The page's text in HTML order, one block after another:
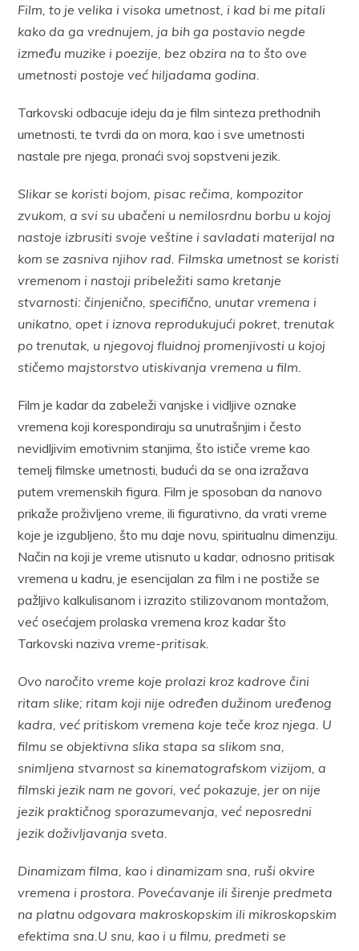
Film, to je velika i visoka umetnost, i kad bi me pitali
kako da ga vrednujem, ja bih ga postavio negde
između muzike i poezije, bez obzira na to što ove
umetnosti postoje već hiljadama godina.
Tarkovski odbacuje ideju da je film sinteza prethodnih
umetnosti, te tvrdi da on mora, kao i sve umetnosti
nastale pre njega, pronaći svoj sopstveni jezik.
Slikar se koristi bojom, pisac rečima, kompozitor
zvukom, a svi su ubačeni u nemilosrdnu borbu u kojoj
nastoje izbrusiti svoje veštine i savladati materijal na
kom se zasniva njihov rad. Filmska umetnost se koristi
vremenom i nastoji pribeležiti samo kretanje
stvarnosti: činjenično, specifično, unutar vremena i
unikatno, opet i iznova reprodukujući pokret, trenutak
po trenutak, u njegovoj fluidnoj promenjivosti u kojoj
stičemo majstorstvo utiskivanja vremena u film.
Film je kadar da zabeleži vanjske i vidljive oznake
vremena koji korespondiraju sa unutrašnjim i često
nevidljivim emotivnim stanjima, što ističe vreme kao
temelj filmske umetnosti, budući da se ona izražava
putem vremenskih figura. Film je sposoban da nanovo
prikaže proživljeno vreme, ili figurativno, da vrati vreme
koje je izgubljeno, što mu daje novu, spiritualnu dimenziju.
Način na koji je vreme utisnuto u kadar, odnosno pritisak
vremena u kadru, je esencijalan za film i ne postiže se
pažljivo kalkulisanom i izrazito stilizovanom montažom,
već osećajem prolaska vremena kroz kadar što
Tarkovski nazivavreme-pritisak.
Ovo naročito vreme koje prolazi kroz kadrove čini
ritam slike; ritam koji nije određen dužinom uređenog
kadra, već pritiskom vremena koje teče kroz njega. U
filmu se objektivna slika stapa sa slikom sna,
snimljena stvarnost sa kinematografskom vizijom, a
filmski jezik nam ne govori, već pokazuje, jer on nije
jezik praktičnog sporazumevanja, već neposredni
jezik doživljavanja sveta.
Dinamizam filma, kao i dinamizam sna, ruši okvire
vremena i prostora. Povećavanje ili širenje predmeta
na platnu odgovara makroskopskim ili mikroskopskim
efektima sna.U snu, kao i u filmu, predmeti se